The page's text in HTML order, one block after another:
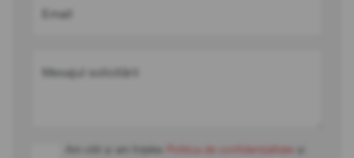
Email
Mesajul solicitării
Am citit și am înțeles Politica de confidențialitate